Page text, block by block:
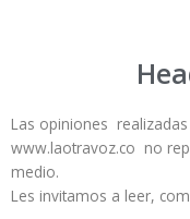
Las opiniones
www.laotravoz.co no
medio.
Les invitamos a leer,